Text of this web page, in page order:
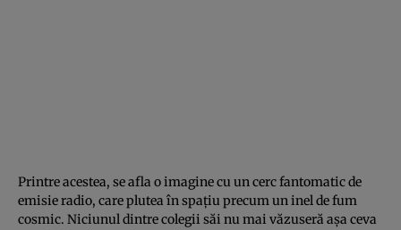
Printre acestea, se afla o imagine cu un cerc fantomatic de
emisie radio, care plutea în spațiu precum un inel de fum
cosmic. Niciunul dintre colegii săi nu mai văzuseră așa ceva